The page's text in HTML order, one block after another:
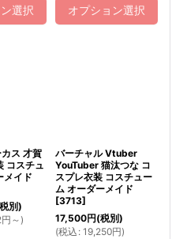
選択 オプション選択
ス 才賀
コスチュ
メイド
別)
円 ～)
バーチャル Vtuber
YouTuber 猫汰つな コ
スプレ衣装 コスチュー
ム オーダーメイド
[3713]
17,500円(税別)
(税込 : 19,250円)